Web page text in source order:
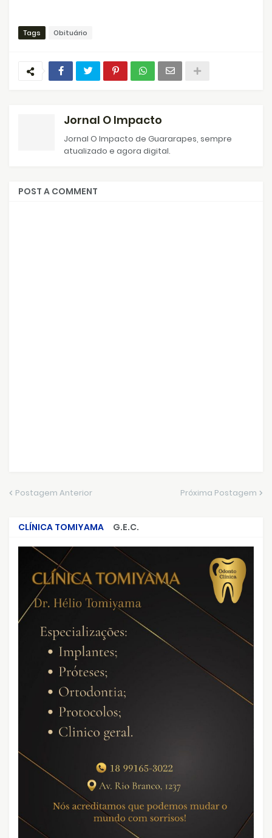
Tags Obituário
Jornal O Impacto
Jornal O Impacto de Guararapes, sempre
atualizado e agora digital.
POST A COMMENT
Postagem Anterior Próxima Postagem
CLÍNICA TOMIYAMA
G.E.C.
CRIMES QUE ABALARAM O BRASIL